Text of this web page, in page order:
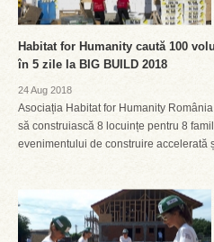
Habitat for Humanity caută 100
în 5 zile la BIG BUILD 2018
24 Aug 2018
Asociația Habitat for Humanity
să construiască 8 locuințe pentru 8
evenimentului de construire accelerată